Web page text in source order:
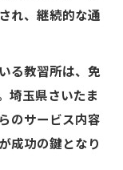
れ、継続的な通
る教習所は、免
埼玉県さいたま
のサービス内容
成功の鍵となり